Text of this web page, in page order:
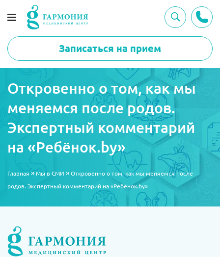
Записаться на прием
Откровенно о том, как мы
меняемся после родов.
Экспертный комментарий
на «Ребёнок.by»
Главная »Мы в СМИ »Откровенно о том, как мы меняемся после
родов. Экспертный комментарий на «Ребёнок.by»